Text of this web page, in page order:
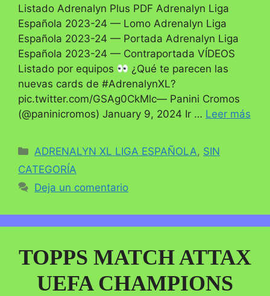
Listado Adrenalyn Plus PDF Adrenalyn Liga
Española 2023-24 — Lomo Adrenalyn Liga
Española 2023-24 — Portada Adrenalyn Liga
Española 2023-24 — Contraportada VÍDEOS
Listado por equipos
¿Qué te parecen las
nuevas cards de #AdrenalynXL?
pic.twitter.com/GSAg0CkMlc— Panini Cromos
(@paninicromos) January 9, 2024 Ir … Leer más
Categorías
ADRENALYN XL LIGA ESPAÑOLA, SIN
CATEGORÍA
Deja un comentario
TOPPS MATCH ATTAX
UEFA CHAMPIONS